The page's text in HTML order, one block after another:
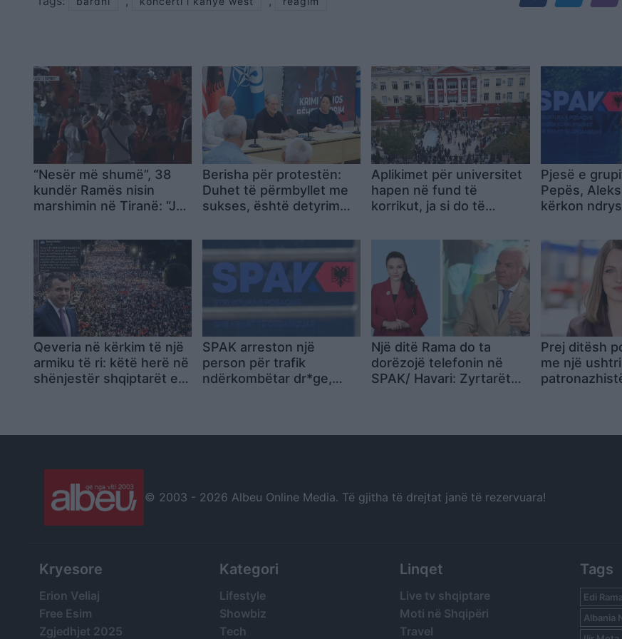
“Nesër më shumë”, 38
kundër Ramës nisin
marshimin në Tiranë: “Ju
Berisha për protestën:
Duhet të përmbyllet me
sukses, është detyrim
Aplikimet për universitet
hapen në fund të
korrikut, ja si do të
afati përfundimtar
Pjesë e
Pepës,
kërkon
Qeveria në kërkim të një
armiku të ri: këtë herë në
shënjestër shqiptarët e
SPAK arreston një
person për trafik
ndërkombëtar dr*ge,
Një ditë Rama do ta
dorëzojë telefonin në
SPAK/ Havari: Zyrtarët
Prej ditësh
me një ushtri
© 2003 - 2026 Albeu Online Media. Të gjitha të drejtat janë të rezervuara!
Kryesore
Erion Veliaj
Free Esim
Zgjedhjet 2025
Kategori
Lifestyle
Showbiz
Tech
Linqet
Live tv shqiptare
Moti në Shqipëri
Travel
Tags
Edi Rama
Albania